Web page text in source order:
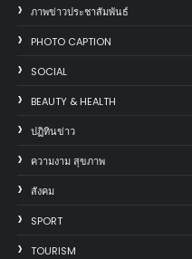
ภาพข่าวประชาสัมพันธ์
PHOTO CAPTION
SOCIAL
BEAUTY & HEALTH
ปฏิทินข่าว
ความงาม สุขภาพ
สังคม
SPORT
TOURISM